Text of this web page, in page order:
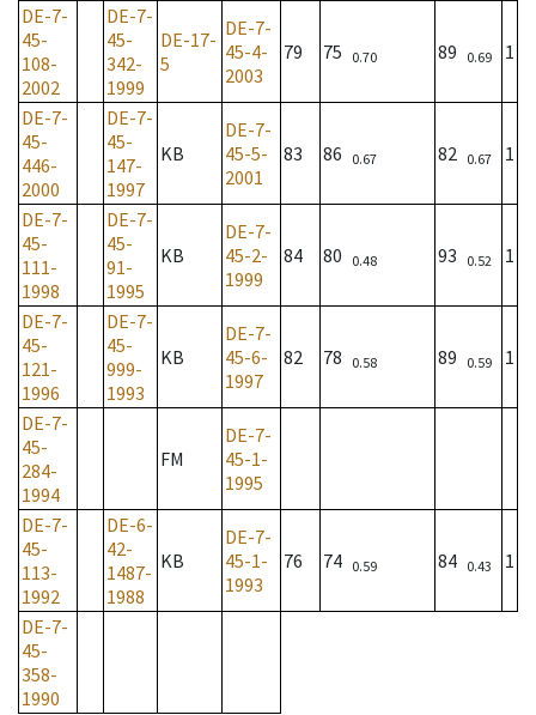
DE-7-
45-
108-
2002
DE-7-
45-
342-
1999
DE-17-
5
DE-7-
45-4-
2003
79 75 0.70 89 0.69 1
DE-7-
45-
446-
2000
DE-7-
45-
147-
1997
KB
DE-7-
45-5-
2001
83 86 0.67 82 0.67 1
DE-7-
45-
111-
1998
DE-7-
45-
91-
1995
KB
DE-7-
45-2-
1999
84 80 0.48 93 0.52 1
DE-7-
45-
121-
1996
DE-7-
45-
999-
1993
KB
DE-7-
45-6-
1997
82 78 0.58 89 0.59 1
DE-7-
45-
284-
1994
FM
DE-7-
45-1-
1995
DE-7-
45-
113-
1992
DE-6-
42-
1487-
1988
KB
DE-7-
45-1-
1993
76 74 0.59 84 0.43 1
DE-7-
45-
358-
1990